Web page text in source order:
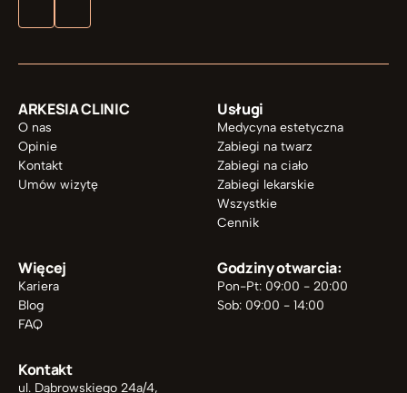
ARKESIA CLINIC
O nas
Opinie
Kontakt
Umów wizytę
Usługi
Medycyna estetyczna
Zabiegi na twarz
Zabiegi na ciało
Zabiegi lekarskie
Wszystkie
Cennik
Więcej
Kariera
Blog
FAQ
Godziny otwarcia:
Pon-Pt: 09:00 - 20:00
Sob: 09:00 - 14:00
Kontakt
ul. Dąbrowskiego 24a/4,